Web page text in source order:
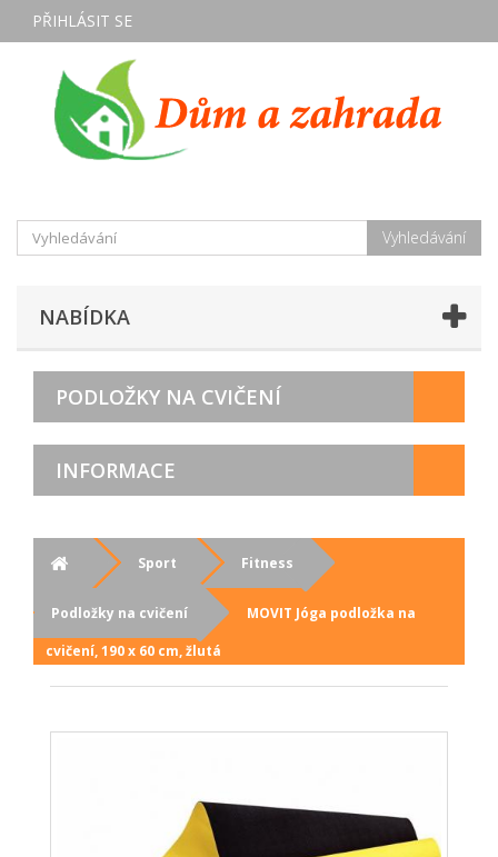
PŘIHLÁSIT SE
Vyhledávání
NABÍDKA
PODLOŽKY NA CVIČENÍ
INFORMACE
Sport Fitness
Podložky na cvičení
MOVIT Jóga podložka na
cvičení, 190 x 60 cm, žlutá